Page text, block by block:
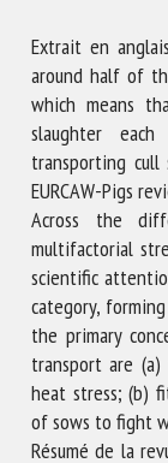
Extrait en
around half of
which means
slaughter
transporting
EURCAW-Pigs
Across the
multifactorial
scientific
category,
the primary
transport are
heat stress; (b)
of sows to fight
Résumé de la